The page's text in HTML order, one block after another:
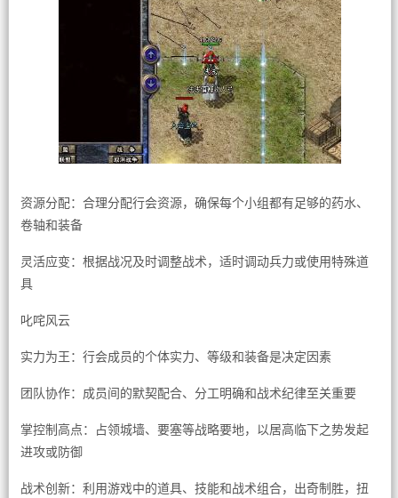
资源分配：合理分配行会资源，确保每个小组都有足够的药水、
卷轴和装备
灵活应变：根据战况及时调整战术，适时调动兵力或使用特殊道
具
叱咤风云
实力为王：行会成员的个体实力、等级和装备是决定因素
团队协作：成员间的默契配合、分工明确和战术纪律至关重要
掌控制高点：占领城墙、要塞等战略要地，以居高临下之势发起
进攻或防御
战术创新：利用游戏中的道具、技能和战术组合，出奇制胜，扭